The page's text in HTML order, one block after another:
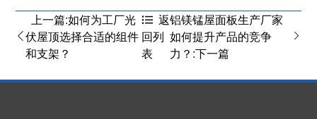
上一篇:如何为工厂光
伏屋顶选择合适的组件
和支架？
返
回列
表
铝镁锰屋面板生产厂家
如何提升产品的竞争
力？:下一篇